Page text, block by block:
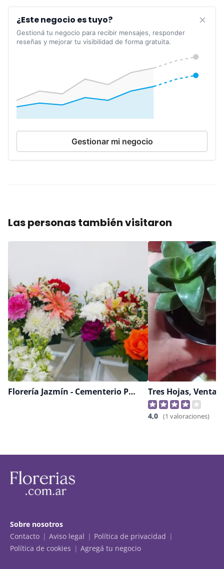
¿Este negocio es tuyo?
Gestioná tu negocio para recibir mensajes, responder
reseñas y mejorar tu visibilidad de forma gratuita.
Gestionar mi negocio
Las personas también visitaron
Florería Jazmín - Cementerio Parque Jazmín Tres Hojas, Venta
4,0 (1 valoraciones)
Sobre nosotros
Contacto
Aviso legal
Política de privacidad
Política de cookies
Agregá tu negocio